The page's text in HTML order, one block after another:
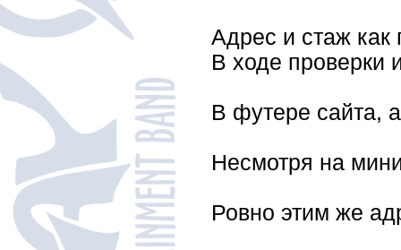
Адрес и стаж как
В ходе проверки
В футере сайта,
Несмотря на
Ровно этим же